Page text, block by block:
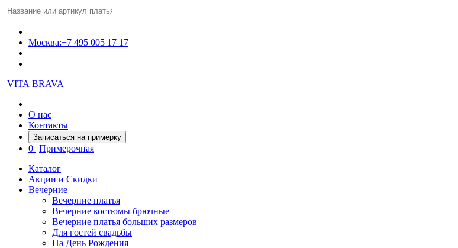
Москва:+7 495 005 17 17
VITA BRAVA
О нас
Контакты
Записаться на примерку
0 Примерочная
Каталог
Акции и Скидки
Вечерние
Вечерние платья
Вечерние костюмы брючные
Вечерние платья больших размеров
Для гостей свадьбы
На День Рождения